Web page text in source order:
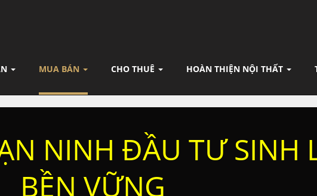
MUA BÁN CHO THUÊ HOÀN THIỆN NỘI THẤT
NINH ĐẦU TƯ SINH
BỀN VỮNG